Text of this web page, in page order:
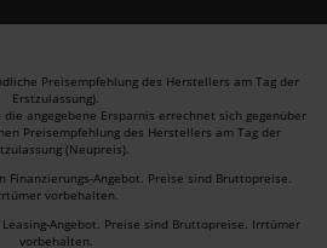
Preisempfehlung des Herstellers am Tag der
Erstzulassung).
angegebene Ersparnis errechnet sich gegenüber
Preisempfehlung des Herstellers am Tag der
(Neupreis).
Finanzierungs-Angebot. Preise sind Bruttopreise.
vorbehalten.
Angebot. Preise sind Bruttopreise. Irrtümer
vorbehalten.